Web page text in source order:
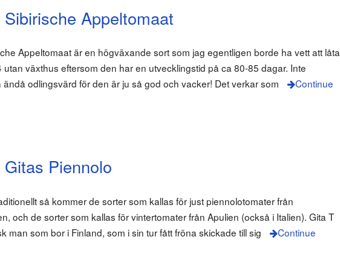
Appeltomaat
Appeltomaat är en högväxande sort som jag egentligen borde ha vett att låta
utan växthus eftersom den har en utvecklingstid på ca 80-85 dagar. Inte
odlingsvärd för den är ju så god och vacker! Det verkar som
Continue
Piennolo
så kommer de sorter som kallas för just piennolotomater från
och de sorter som kallas för vintertomater från Apulien (också i Italien). Gita T
man som bor i Finland, som i sin tur fått fröna skickade till sig
Continue